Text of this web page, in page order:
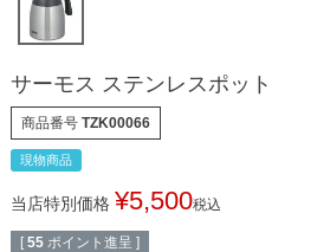
サーモス ステンレスポット
商品番号 TZK00066
現物商品
当店特別価格 ¥5,500税込
[ 55 ポイント進呈 ]